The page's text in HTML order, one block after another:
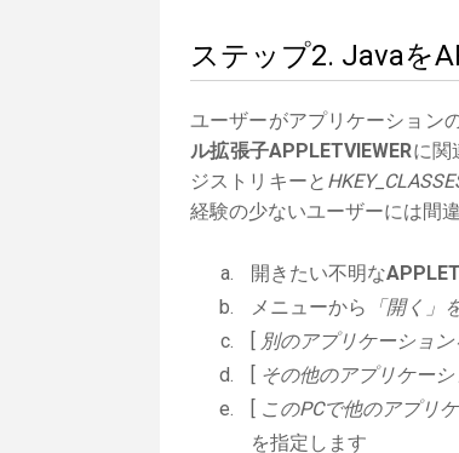
ステップ2. Javaを
ユーザーがアプリケーション
ル拡張子APPLETVIEWERに関
ジストリキーと
経験の少ないユーザーには間
開きたい不明な
メニューから
「開く」
[ 別のアプリケーショ
[ その他のアプリケー
[ このPCで他のアプリ
を指定します